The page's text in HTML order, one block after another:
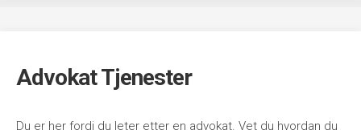
Advokat Tjenester
Du er her fordi du leter etter en advokat. Vet du hvordan du